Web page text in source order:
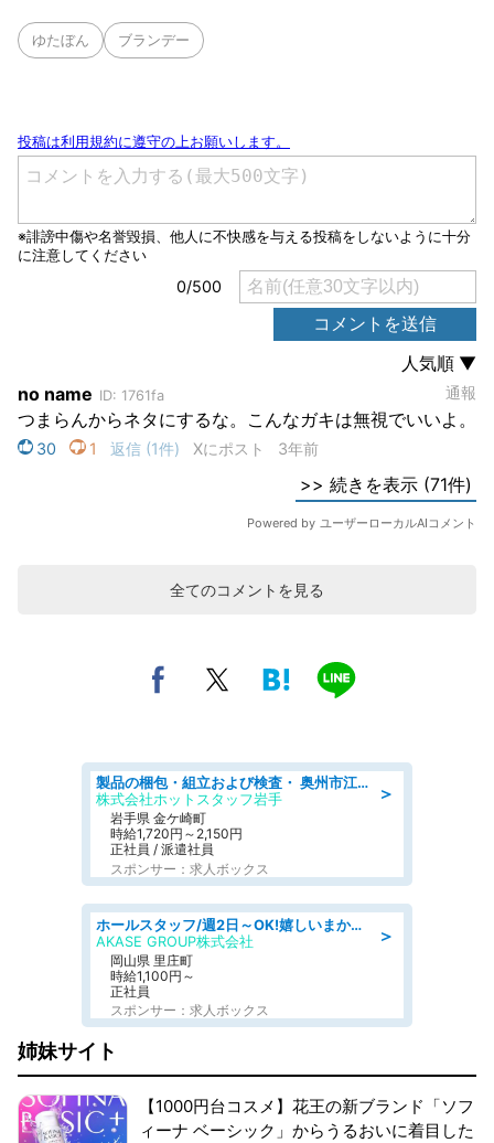
ゆたぼん ブランデー
全てのコメントを見る
＞
製品の梱包・組立および検査・ 奥州市江刺/大手企業で長期安定 梱包・検査・組立/半年経過毎に5万円の報奨金有
株式会社ホットスタッフ岩手
岩手県 金ケ崎町
時給1,720円～2,150円
正社員 / 派遣社員
スポンサー：求人ボックス
＞
ホールスタッフ/週2日～OK!嬉しいまかない付き/岡山県/浅口郡里庄町
AKASE GROUP株式会社
岡山県 里庄町
時給1,100円～
正社員
スポンサー：求人ボックス
姉妹サイト
【1000円台コスメ】花王の新ブランド「ソフ
ィーナ ベーシック」からうるおいに着目した